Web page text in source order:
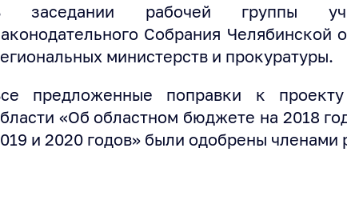
заседании рабочей группы
Собрания Челябинской
министерств и прокуратуры.
предложенные поправки к
«Об областном бюджете на 2018
и 2020 годов» были одобрены членами